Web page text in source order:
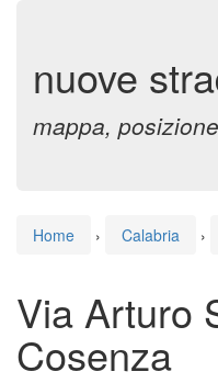
nuove
mappa,
Home › Calabria ›
Via Arturo
Cosenza